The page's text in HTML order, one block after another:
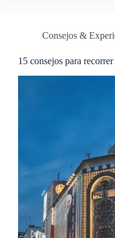
Consejos &
15 consejos para